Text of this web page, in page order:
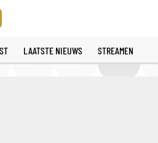
LAATSTE NIEUWS STREAMEN